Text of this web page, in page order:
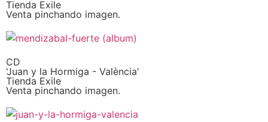
Tienda Exile
Venta pinchando imagen.
CD
'Juan y la Hormiga - València'
Tienda Exile
Venta pinchando imagen.